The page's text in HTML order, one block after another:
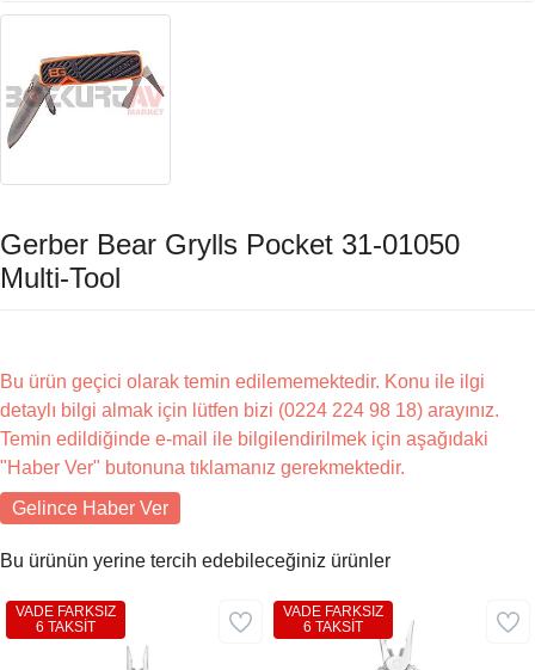
Gerber Bear Grylls Pocket 31-01050
Multi-Tool
Bu ürün geçici olarak temin edilememektedir. Konu ile ilgi
detaylı bilgi almak için lütfen bizi (0224 224 98 18) arayınız.
Temin edildiğinde e-mail ile bilgilendirilmek için aşağıdaki
"Haber Ver" butonuna tıklamanız gerekmektedir.
Gelince Haber Ver
Bu ürünün yerine tercih edebileceğiniz ürünler
VADE FARKSIZ
6 TAKSİT
VADE FARKSIZ
6 TAKSİT